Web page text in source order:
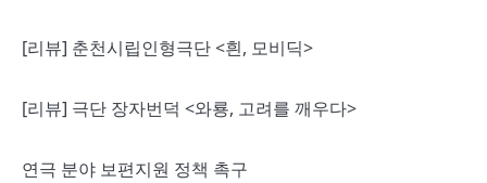
[리뷰] 춘천시립인형극단 <흰, 모비딕>
[리뷰] 극단 장자번덕 <와룡, 고려를 깨우다>
연극 분야 보편지원 정책 촉구